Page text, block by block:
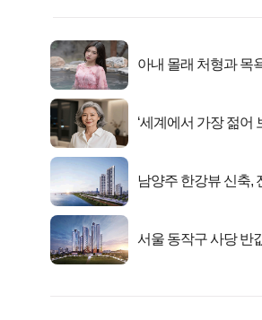
아내 몰래 처형과 목
‘세계에서 가장 젊어
남양주 한강뷰 신축,
서울 동작구 사당 반